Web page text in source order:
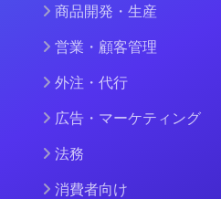
商品開発・生産
営業・顧客管理
外注・代行
広告・マーケティング
法務
消費者向け